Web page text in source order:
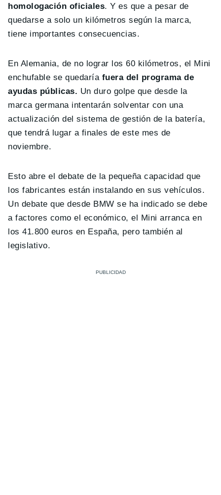
homologación oficiales. Y es que a pesar de
quedarse a solo un kilómetros según la marca,
tiene importantes consecuencias.
En Alemania, de no lograr los 60 kilómetros, el Mini
enchufable se quedaría fuera del programa de
ayudas públicas. Un duro golpe que desde la
marca germana intentarán solventar con una
actualización del sistema de gestión de la batería,
que tendrá lugar a finales de este mes de
noviembre.
Esto abre el debate de la pequeña capacidad que
los fabricantes están instalando en sus vehículos.
Un debate que desde BMW se ha indicado se debe
a factores como el económico, el Mini arranca en
los 41.800 euros en España, pero también al
legislativo.